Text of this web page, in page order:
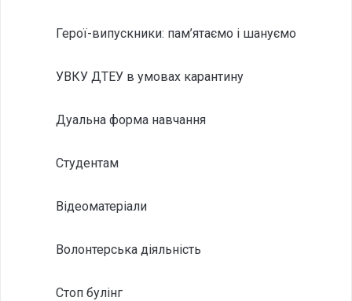
Герої-випускники: пам’ятаємо і шануємо
УВКУ ДТЕУ в умовах карантину
Дуальна форма навчання
Студентам
Відеоматеріали
Волонтерська діяльність
Стоп булінг